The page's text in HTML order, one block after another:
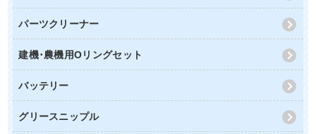
パーツクリーナー
建機･農機用Oリングセット
バッテリー
グリースニップル